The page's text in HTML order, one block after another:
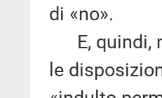
di «no».
E, quindi,
le